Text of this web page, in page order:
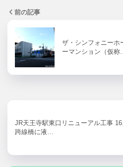
前の記事
ザ・シンフォニーホ
ーマンション（仮
JR天王寺駅東口リニューアル工事
跨線橋に液…